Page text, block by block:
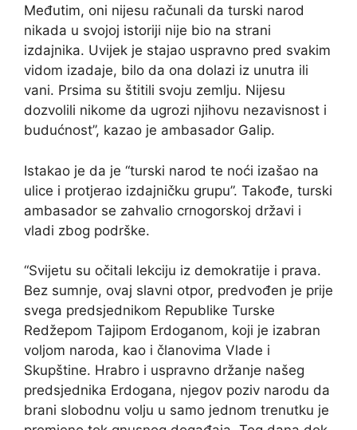
Međutim, oni nijesu računali da turski narod
nikada u svojoj istoriji nije bio na strani
izdajnika. Uvijek je stajao uspravno pred svakim
vidom izadaje, bilo da ona dolazi iz unutra ili
vani. Prsima su štitili svoju zemlju. Nijesu
dozvolili nikome da ugrozi njihovu nezavisnost i
budućnost”, kazao je ambasador Galip.
Istakao je da je “turski narod te noći izašao na
ulice i protjerao izdajničku grupu”. Takođe, turski
ambasador se zahvalio crnogorskoj državi i
vladi zbog podrške.
“Svijetu su očitali lekciju iz demokratije i prava.
Bez sumnje, ovaj slavni otpor, predvođen je prije
svega predsjednikom Republike Turske
Redžepom Tajipom Erdoganom, koji je izabran
voljom naroda, kao i članovima Vlade i
Skupštine. Hrabro i uspravno držanje našeg
predsjednika Erdogana, njegov poziv narodu da
brani slobodnu volju u samo jednom trenutku je